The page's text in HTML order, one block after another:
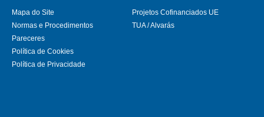
Mapa do Site
Normas e Procedimentos
Pareceres
Política de Cookies
Política de Privacidade
Projetos Cofinanciados UE
TUA / Alvarás